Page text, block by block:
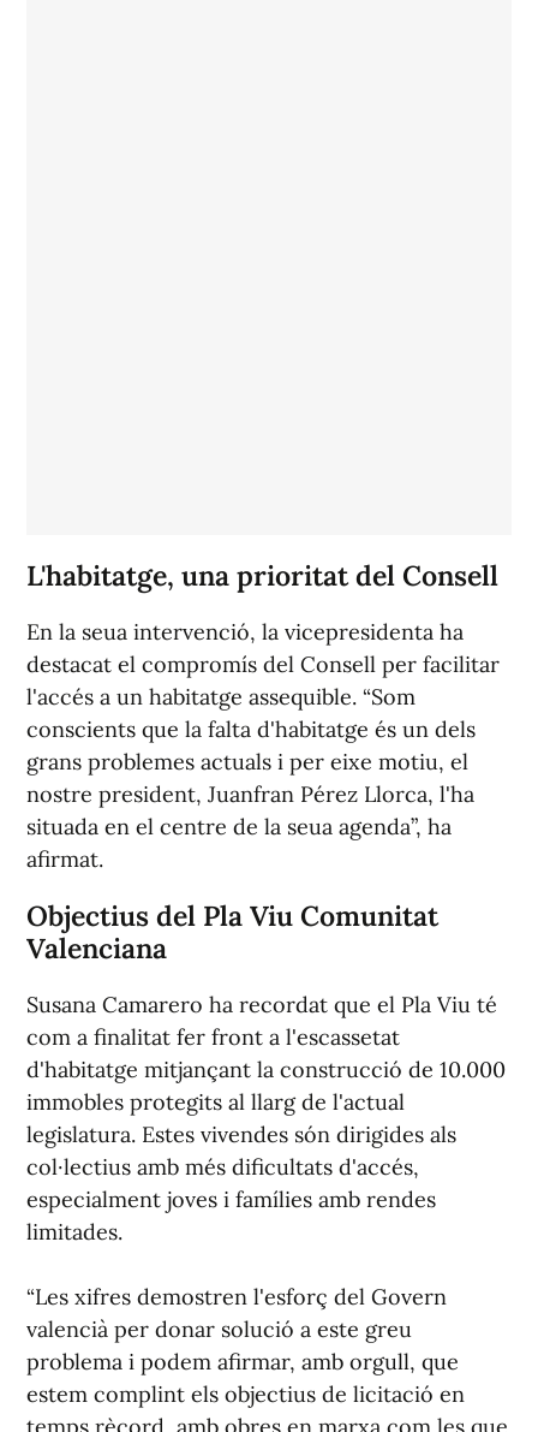
L'habitatge, una prioritat del Consell
En la seua intervenció, la vicepresidenta ha
destacat el compromís del Consell per facilitar
l'accés a un habitatge assequible. “Som
conscients que la falta d'habitatge és un dels
grans problemes actuals i per eixe motiu, el
nostre president, Juanfran Pérez Llorca, l'ha
situada en el centre de la seua agenda”, ha
afirmat.
Objectius del Pla Viu Comunitat
Valenciana
Susana Camarero ha recordat que el Pla Viu té
com a finalitat fer front a l'escassetat
d'habitatge mitjançant la construcció de 10.000
immobles protegits al llarg de l'actual
legislatura. Estes vivendes són dirigides als
col·lectius amb més dificultats d'accés,
especialment joves i famílies amb rendes
limitades.
“Les xifres demostren l'esforç del Govern
valencià per donar solució a este greu
problema i podem afirmar, amb orgull, que
estem complint els objectius de licitació en